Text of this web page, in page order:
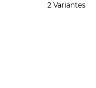
2 Variantes